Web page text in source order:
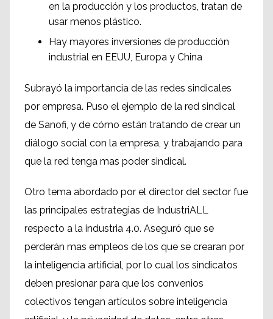
en la producción y los productos, tratan de
usar menos plástico.
Hay mayores inversiones de producción
industrial en EEUU, Europa y China
Subrayó la importancia de las redes sindicales
por empresa. Puso el ejemplo de la red sindical
de Sanofi, y de cómo están tratando de crear un
diálogo social con la empresa, y trabajando para
que la red tenga mas poder sindical.
Otro tema abordado por el director del sector fue
las principales estrategias de IndustriALL
respecto a la industria 4.0. Aseguró que se
perderán mas empleos de los que se crearan por
la inteligencia artificial, por lo cual los sindicatos
deben presionar para que los convenios
colectivos tengan artículos sobre inteligencia